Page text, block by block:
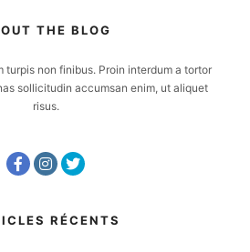
THE BLOG
turpis non finibus. Proin interdum a tortor
sollicitudin accumsan enim, ut aliquet
risus.
RÉCENTS